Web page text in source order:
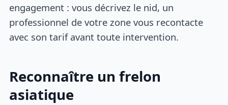
engagement : vous décrivez le nid, un
professionnel de votre zone vous recontacte
avec son tarif avant toute intervention.
Reconnaître un frelon
asiatique